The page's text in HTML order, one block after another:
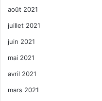
août 2021
juillet 2021
juin 2021
mai 2021
avril 2021
mars 2021